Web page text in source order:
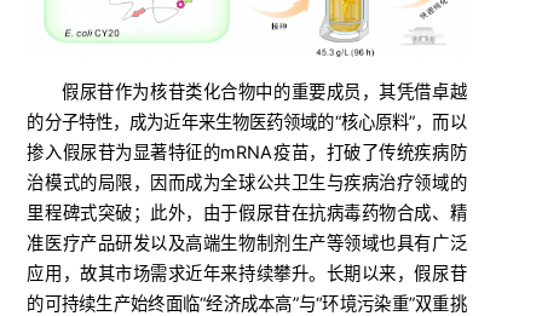
假尿苷作为核苷类化合物中的重要成员，其凭借卓越
的分子特性，成为近年来生物医药领域的“核心原料”，而以
掺入假尿苷为显著特征的mRNA疫苗，打破了传统疾病防
治模式的局限，因而成为全球公共卫生与疾病治疗领域的
里程碑式突破；此外，由于假尿苷在抗病毒药物合成、精
准医疗产品研发以及高端生物制剂生产等领域也具有广泛
应用，故其市场需求近年来持续攀升。长期以来，假尿苷
的可持续生产始终面临“经济成本高”与“环境污染重”双重挑